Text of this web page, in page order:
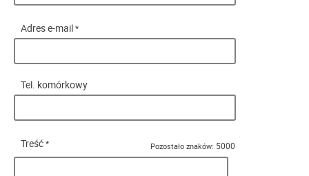
Adres e-mail*
Tel. komórkowy
Treść* Pozostało znaków: 5000